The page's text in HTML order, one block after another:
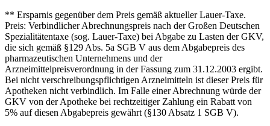
** Ersparnis gegenüber dem Preis gemäß aktueller Lauer-Taxe.
Preis: Verbindlicher Abrechnungspreis nach der Großen Deutschen
Spezialitätentaxe (sog. Lauer-Taxe) bei Abgabe zu Lasten der GKV,
die sich gemäß §129 Abs. 5a SGB V aus dem Abgabepreis des
pharmazeutischen Unternehmens und der
Arzneimittelpreisverordnung in der Fassung zum 31.12.2003 ergibt.
Bei nicht verschreibungspflichtigen Arzneimitteln ist dieser Preis für
Apotheken nicht verbindlich. Im Falle einer Abrechnung würde der
GKV von der Apotheke bei rechtzeitiger Zahlung ein Rabatt von
5% auf diesen Abgabepreis gewährt (§130 Absatz 1 SGB V).